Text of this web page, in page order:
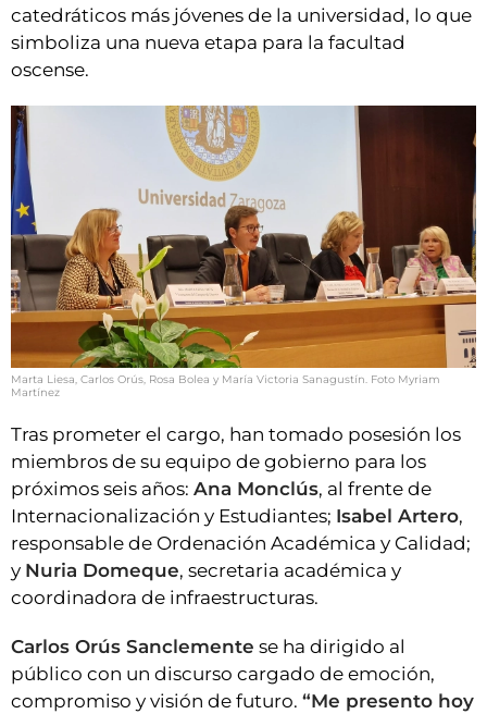
catedráticos más jóvenes de la universidad, lo que
simboliza una nueva etapa para la facultad
oscense.
Marta Liesa, Carlos Orús, Rosa Bolea y María Victoria Sanagustín. Foto Myriam
Martínez
Tras prometer el cargo, han tomado posesión los
miembros de su equipo de gobierno para los
próximos seis años: Ana Monclús, al frente de
Internacionalización y Estudiantes; Isabel Artero,
responsable de Ordenación Académica y Calidad;
y Nuria Domeque, secretaria académica y
coordinadora de infraestructuras.
Carlos Orús Sanclemente se ha dirigido al
público con un discurso cargado de emoción,
compromiso y visión de futuro. “Me presento hoy